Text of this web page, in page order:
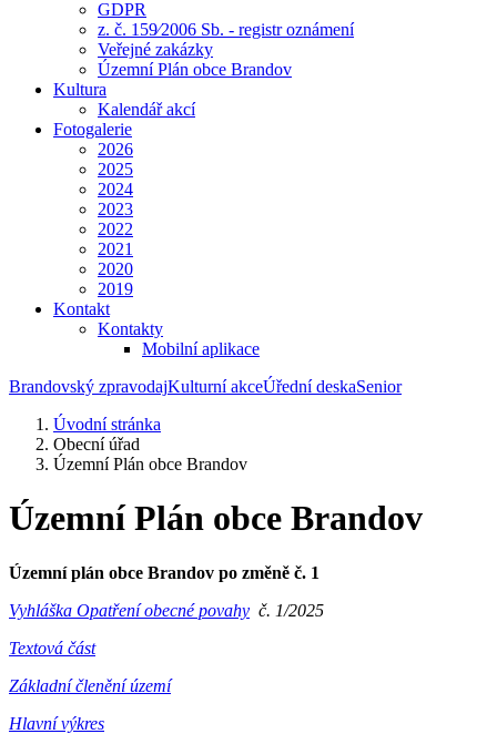
GDPR
z. č. 159⁄2006 Sb. - registr oznámení
Veřejné zakázky
Územní Plán obce Brandov
Kultura
Kalendář akcí
Fotogalerie
2026
2025
2024
2023
2022
2021
2020
2019
Kontakt
Kontakty
Mobilní aplikace
Brandovský zpravodajKulturní akceÚřední deskaSenior
Úvodní stránka
Obecní úřad
Územní Plán obce Brandov
Územní Plán obce Brandov
Územní plán obce Brandov po změně č. 1
Vyhláška Opatření obecné povahy č. 1/2025
Textová část
Základní členění území
Hlavní výkres